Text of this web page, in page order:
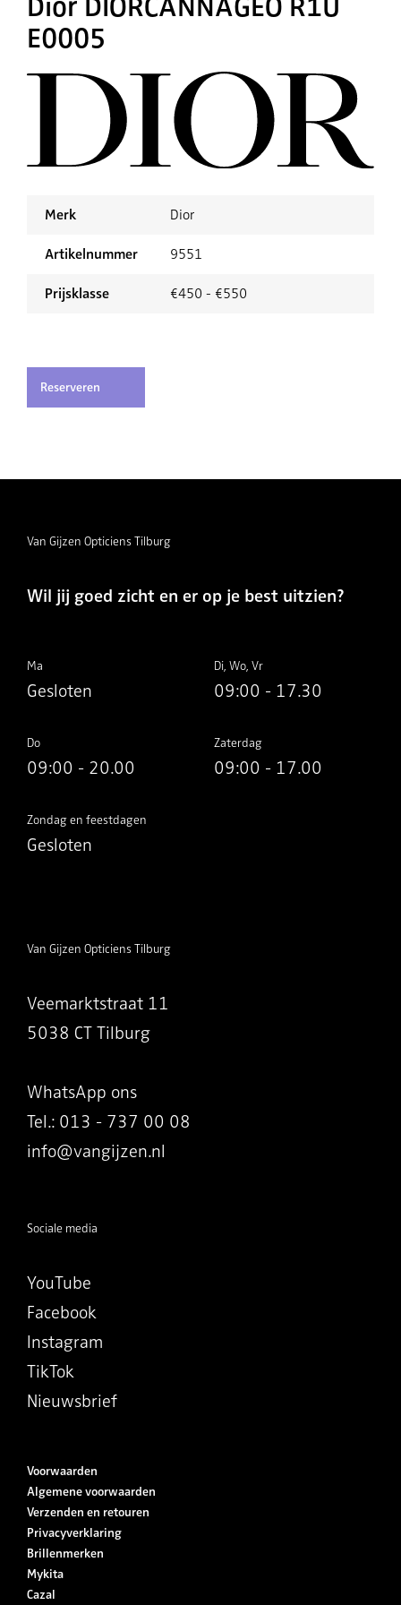
E0005
Merk Dior
Artikelnummer 9551
Prijsklasse €450 - €550
Reserveren
Van Gijzen Opticiens Tilburg
Wil jij goed zicht en er op je best uitzien?
Ma
Gesloten
Di, Wo, Vr
09:00 - 17.30
Do
09:00 - 20.00
Zaterdag
09:00 - 17.00
Zondag en feestdagen
Gesloten
Van Gijzen Opticiens Tilburg
Veemarktstraat 11
5038 CT Tilburg
WhatsApp ons
Tel.: 013 - 737 00 08
info@vangijzen.nl
Sociale media
YouTube
Facebook
Instagram
TikTok
Nieuwsbrief
Voorwaarden
Algemene voorwaarden
Verzenden en retouren
Privacyverklaring
Brillenmerken
Mykita
Cazal